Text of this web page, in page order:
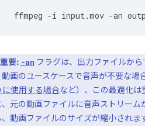
ffmpeg -i input.mov -an
重要: -an フラグは、出力ファイルか
動画のユースケースで音声が不要な場
に使用する場合など）、この最適化
、元の動画ファイルに音声ストリー
動画ファイルのサイズが縮小されま